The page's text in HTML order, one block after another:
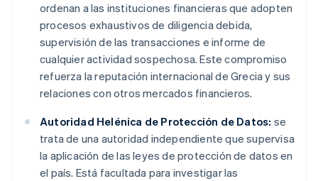
ordenan a las instituciones financieras que adopten
procesos exhaustivos de diligencia debida,
supervisión de las transacciones e informe de
cualquier actividad sospechosa. Este compromiso
refuerza la reputación internacional de Grecia y sus
relaciones con otros mercados financieros.
Autoridad Helénica de Protección de Datos: se
trata de una autoridad independiente que supervisa
la aplicación de las leyes de protección de datos en
el país. Está facultada para investigar las